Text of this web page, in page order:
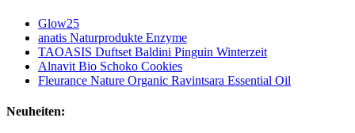
Glow25
anatis Naturprodukte Enzyme
TAOASIS Duftset Baldini Pinguin Winterzeit
Alnavit Bio Schoko Cookies
Fleurance Nature Organic Ravintsara Essential Oil
Neuheiten: